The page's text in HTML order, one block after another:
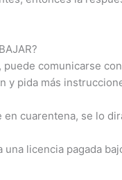
comunicarse
y pida más
cuarentena, se lo
licencia pagada